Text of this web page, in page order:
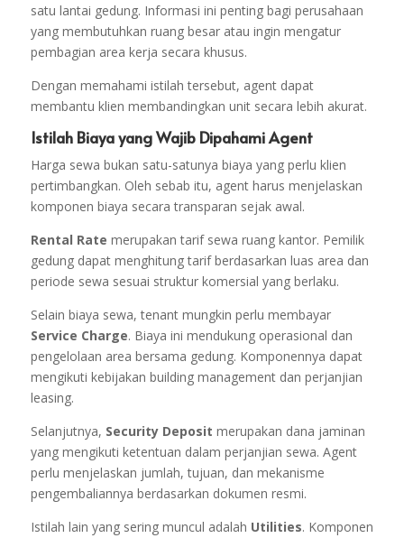
satu lantai gedung. Informasi ini penting bagi perusahaan
yang membutuhkan ruang besar atau ingin mengatur
pembagian area kerja secara khusus.
Dengan memahami istilah tersebut, agent dapat
membantu klien membandingkan unit secara lebih akurat.
Istilah Biaya yang Wajib Dipahami Agent
Harga sewa bukan satu-satunya biaya yang perlu klien
pertimbangkan. Oleh sebab itu, agent harus menjelaskan
komponen biaya secara transparan sejak awal.
Rental Rate merupakan tarif sewa ruang kantor. Pemilik
gedung dapat menghitung tarif berdasarkan luas area dan
periode sewa sesuai struktur komersial yang berlaku.
Selain biaya sewa, tenant mungkin perlu membayar
Service Charge. Biaya ini mendukung operasional dan
pengelolaan area bersama gedung. Komponennya dapat
mengikuti kebijakan building management dan perjanjian
leasing.
Selanjutnya, Security Deposit merupakan dana jaminan
yang mengikuti ketentuan dalam perjanjian sewa. Agent
perlu menjelaskan jumlah, tujuan, dan mekanisme
pengembaliannya berdasarkan dokumen resmi.
Istilah lain yang sering muncul adalah Utilities. Komponen